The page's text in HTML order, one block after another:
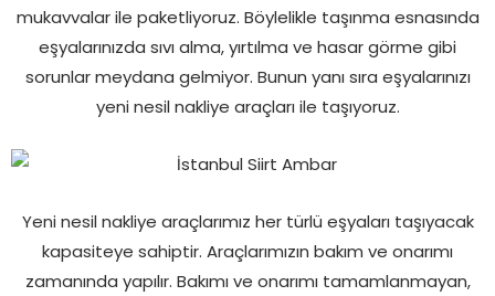
mukavvalar ile paketliyoruz. Böylelikle taşınma esnasında
eşyalarınızda sıvı alma, yırtılma ve hasar görme gibi
sorunlar meydana gelmiyor. Bunun yanı sıra eşyalarınızı
yeni nesil nakliye araçları ile taşıyoruz.
Yeni nesil nakliye araçlarımız her türlü eşyaları taşıyacak
kapasiteye sahiptir. Araçlarımızın bakım ve onarımı
zamanında yapılır. Bakımı ve onarımı tamamlanmayan,